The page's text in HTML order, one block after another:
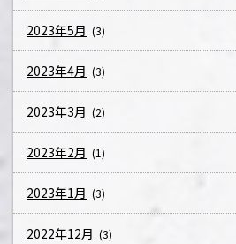
2023年5月 (3)
2023年4月 (3)
2023年3月 (2)
2023年2月 (1)
2023年1月 (3)
2022年12月 (3)